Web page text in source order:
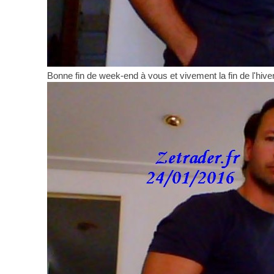
Bonne fin de week-end à vous et vivement la fin de